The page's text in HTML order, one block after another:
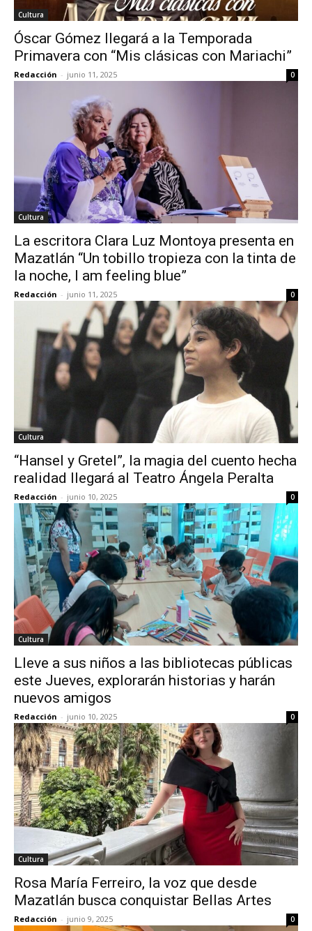
Cultura
Óscar Gómez llegará a la Temporada
Primavera con “Mis clásicas con Mariachi”
Redacción - junio 11, 2025 0
Cultura
La escritora Clara Luz Montoya presenta en
Mazatlán “Un tobillo tropieza con la tinta de
la noche, I am feeling blue”
Redacción - junio 11, 2025 0
Cultura
“Hansel y Gretel”, la magia del cuento hecha
realidad llegará al Teatro Ángela Peralta
Redacción - junio 10, 2025 0
Cultura
Lleve a sus niños a las bibliotecas públicas
este Jueves, explorarán historias y harán
nuevos amigos
Redacción - junio 10, 2025 0
Cultura
Rosa María Ferreiro, la voz que desde
Mazatlán busca conquistar Bellas Artes
Redacción - junio 9, 2025 0